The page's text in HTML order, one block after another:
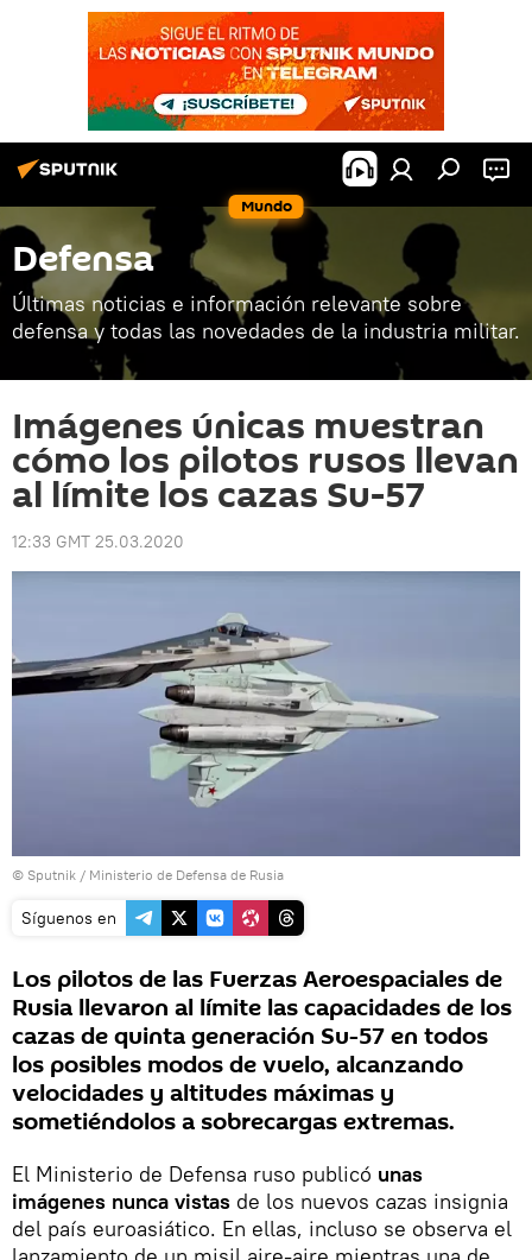
Mundo
Defensa
Últimas noticias e información relevante sobre
defensa y todas las novedades de la industria militar.
Imágenes únicas muestran
cómo los pilotos rusos llevan
al límite los cazas Su-57
12:33 GMT 25.03.2020
© Sputnik / Ministerio de Defensa de Rusia
Síguenos en
Los pilotos de las Fuerzas Aeroespaciales de
Rusia llevaron al límite las capacidades de los
cazas de quinta generación Su-57 en todos
los posibles modos de vuelo, alcanzando
velocidades y altitudes máximas y
sometiéndolos a sobrecargas extremas.
El Ministerio de Defensa ruso publicó unas
imágenes nunca vistas de los nuevos cazas insignia
del país euroasiático. En ellas, incluso se observa el